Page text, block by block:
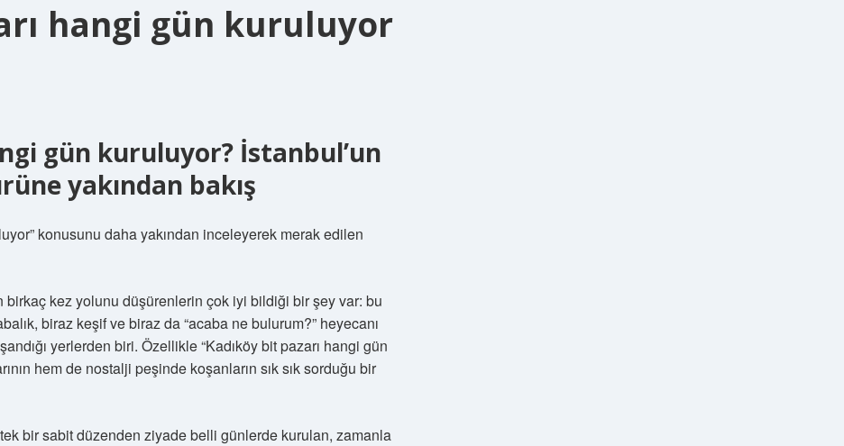
hangi gün kuruluyor
gün kuruluyor? İstanbul’un
yakından bakış
konusunu daha yakından inceleyerek merak edilen
birkaç kez yolunu düşürenlerin çok iyi bildiği bir şey var: bu
biraz keşif ve biraz da “acaba ne bulurum?” heyecanı
yerlerden biri. Özellikle “Kadıköy bit pazarı hangi gün
hem de nostalji peşinde koşanların sık sık sorduğu bir
tek bir sabit düzenden ziyade belli günlerde kurulan, zamanla